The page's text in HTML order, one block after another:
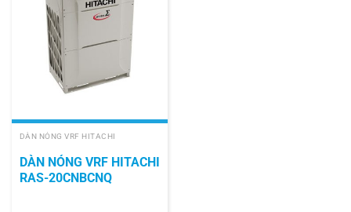
DÀN NÓNG VRF HITACHI
DÀN NÓNG VRF HITACHI
RAS-20CNBCNQ